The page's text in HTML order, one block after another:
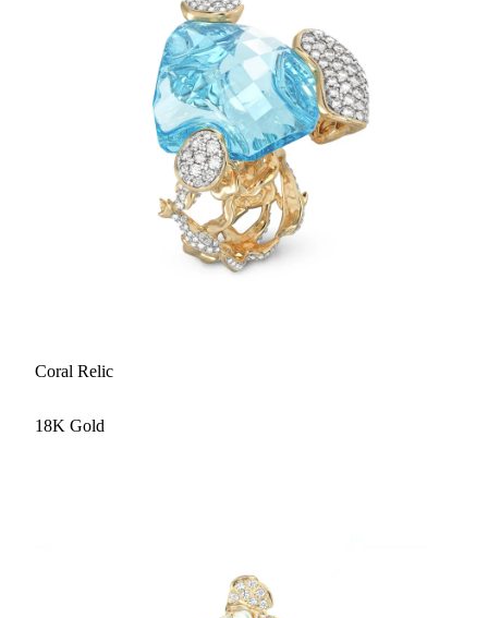
Coral Relic
18K Gold